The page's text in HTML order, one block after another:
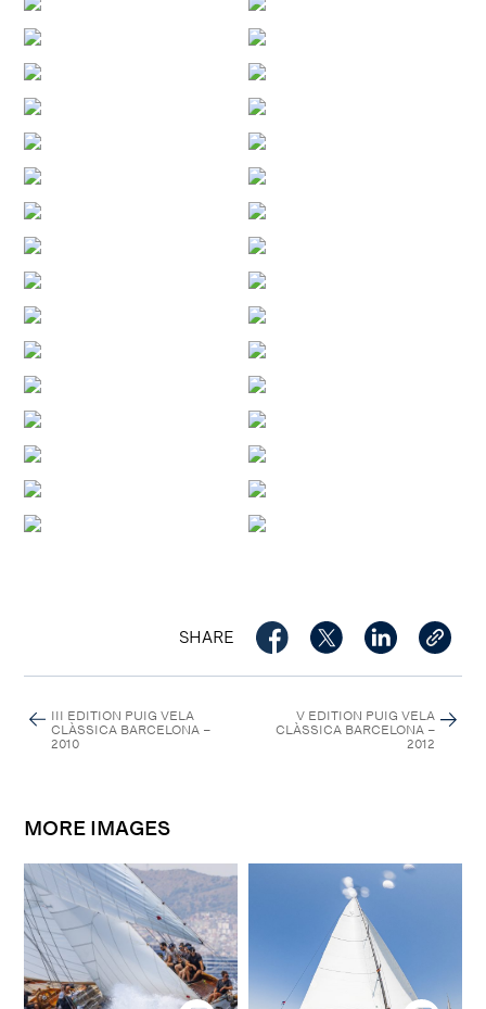
SHARE
III EDITION PUIG VELA
CLÀSSICA BARCELONA –
2010
V EDITION PUIG VELA
CLÀSSICA BARCELONA –
2012
MORE IMAGES